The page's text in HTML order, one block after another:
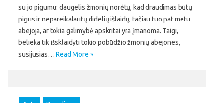
su jo pigumu: daugelis žmonių norėtų, kad draudimas būtų
pigus ir nepareikalautų didelių išlaidų, tačiau tuo pat metu
abejoja, ar tokia galimybė apskritai yra įmanoma. Taigi,
belieka tik išsklaidyti tokio pobūdžio žmonių abejones,
susijusias… Read More »